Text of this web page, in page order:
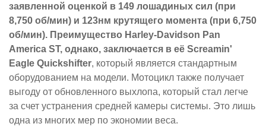
заявленной оценкой в 149 лошадиных сил (при
8,750 об/мин) и 123нм крутящего момента (при 6,750
об/мин). Преимущество Harley-Davidson Pan
America ST, однако, заключается в её Screamin'
Eagle Quickshifter, который является стандартным
оборудованием на модели. Мотоцикл также получает
выгоду от обновленного выхлопа, который стал легче
за счет устранения средней камеры системы. Это лишь
одна из многих мер по экономии веса.